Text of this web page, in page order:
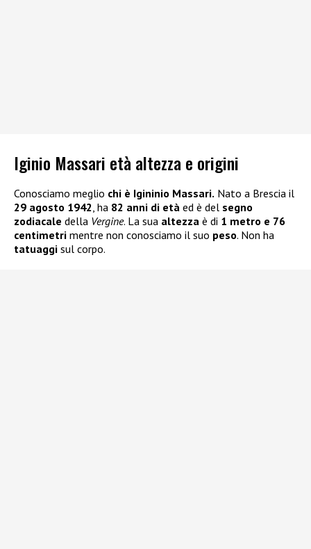
Iginio Massari età altezza e origini
Conosciamo meglio chi è Igininio Massari. Nato a Brescia il
29 agosto 1942 , ha 82 anni di età ed è del segno
zodiacale della Vergine. La sua altezza è di 1 metro e 76
centimetri mentre non conosciamo il suo peso. Non ha
tatuaggi sul corpo.